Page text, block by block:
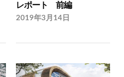
レポート 前編
2019年3月14日